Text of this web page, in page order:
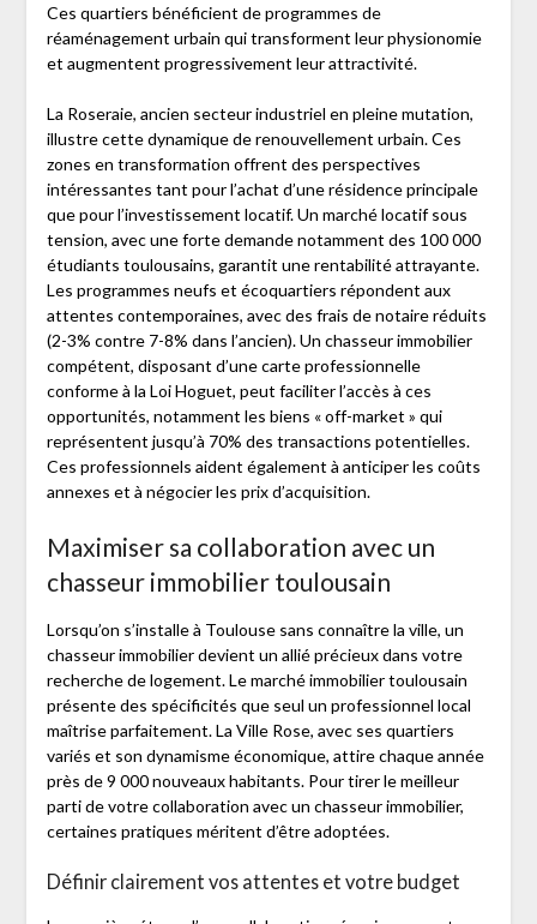
Ces quartiers bénéficient de programmes de
réaménagement urbain qui transforment leur physionomie
et augmentent progressivement leur attractivité.
La Roseraie, ancien secteur industriel en pleine mutation,
illustre cette dynamique de renouvellement urbain. Ces
zones en transformation offrent des perspectives
intéressantes tant pour l’achat d’une résidence principale
que pour l’investissement locatif. Un marché locatif sous
tension, avec une forte demande notamment des 100 000
étudiants toulousains, garantit une rentabilité attrayante.
Les programmes neufs et écoquartiers répondent aux
attentes contemporaines, avec des frais de notaire réduits
(2-3% contre 7-8% dans l’ancien). Un chasseur immobilier
compétent, disposant d’une carte professionnelle
conforme à la Loi Hoguet, peut faciliter l’accès à ces
opportunités, notamment les biens « off-market » qui
représentent jusqu’à 70% des transactions potentielles.
Ces professionnels aident également à anticiper les coûts
annexes et à négocier les prix d’acquisition.
Maximiser sa collaboration avec un
chasseur immobilier toulousain
Lorsqu’on s’installe à Toulouse sans connaître la ville, un
chasseur immobilier devient un allié précieux dans votre
recherche de logement. Le marché immobilier toulousain
présente des spécificités que seul un professionnel local
maîtrise parfaitement. La Ville Rose, avec ses quartiers
variés et son dynamisme économique, attire chaque année
près de 9 000 nouveaux habitants. Pour tirer le meilleur
parti de votre collaboration avec un chasseur immobilier,
certaines pratiques méritent d’être adoptées.
Définir clairement vos attentes et votre budget